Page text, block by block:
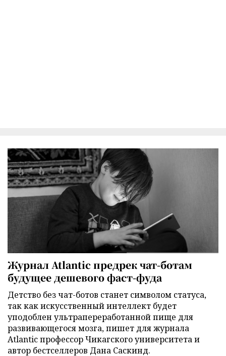
Журнал Atlantic предрек чат-ботам
будущее дешевого фаст-фуда
Детство без чат-ботов станет символом статуса,
так как искусственный интеллект будет
уподоблен ультрапереработанной пище для
развивающегося мозга, пишет для журнала
Atlantic профессор Чикагского университета и
автор бестселлеров Дана Саскинд.